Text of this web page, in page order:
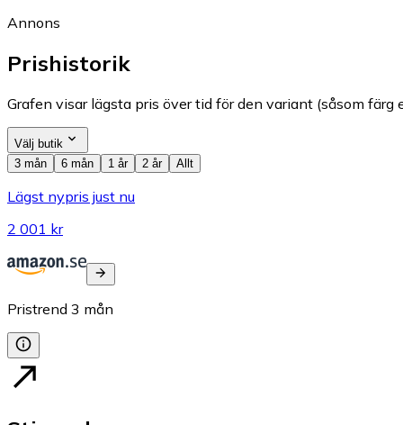
Annons
Prishistorik
Grafen visar lägsta pris över tid för den variant (såsom
Välj butik
3 mån
6 mån 1 år 2 år Allt
Lägst nypris just nu
2 001 kr
Pristrend 3 mån